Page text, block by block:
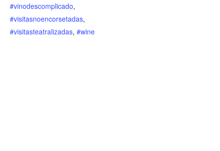
#vinodescomplicado,
#visitasnoencorsetadas,
#visitasteatralizadas, #wine